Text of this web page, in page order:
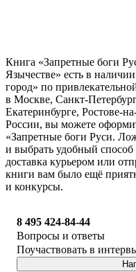
Книга «Запретные боги
Язычестве» есть в
город» по
в Москве, Санкт-
Екатеринбурге, Ростове-
России, вы можете
«Запретные боги Руси.
и выбрать удобный
доставка курьером или
книги вам было ещё
и конкурсы.
8 495 424-84-44
Вопросы и ответы
Поучаствовать в